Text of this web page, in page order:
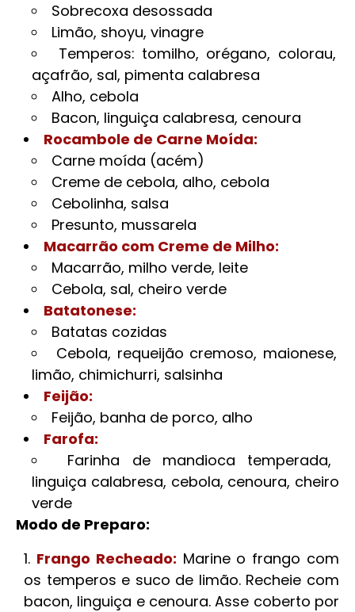
Sobrecoxa desossada
Limão, shoyu, vinagre
Temperos: tomilho, orégano, colorau,
açafrão, sal, pimenta calabresa
Alho, cebola
Bacon, linguiça calabresa, cenoura
Rocambole de Carne Moída:
Carne moída (acém)
Creme de cebola, alho, cebola
Cebolinha, salsa
Presunto, mussarela
Macarrão com Creme de Milho:
Macarrão, milho verde, leite
Cebola, sal, cheiro verde
Batatonese:
Batatas cozidas
Cebola, requeijão cremoso, maionese,
limão, chimichurri, salsinha
Feijão:
Feijão, banha de porco, alho
Farofa:
Farinha de mandioca temperada,
linguiça calabresa, cebola, cenoura, cheiro
verde
Modo de Preparo:
Frango Recheado: Marine o frango com
os temperos e suco de limão. Recheie com
bacon, linguiça e cenoura. Asse coberto por